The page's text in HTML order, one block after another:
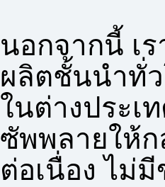
นอกจากนี้ เ
ผลิตชั้นนำทั่
ในต่างประ
ซัพพลายให้
ต่อเนื่อง ไม่